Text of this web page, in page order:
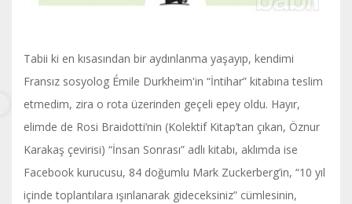
Tabii ki en kısasından bir aydınlanma yaşayıp, kendimi
Fransız sosyolog Émile Durkheim'in “İntihar” kitabına teslim
etmedim, zira o rota üzerinden geçeli epey oldu. Hayır,
elimde de Rosi Braidotti’nin (Kolektif Kitap’tan çıkan, Öznur
Karakaş çevirisi) “İnsan Sonrası” adlı kitabı, aklımda ise
Facebook kurucusu, 84 doğumlu Mark Zuckerberg’in, “10 yıl
içinde toplantılara ışınlanarak gideceksiniz” cümlesinin,